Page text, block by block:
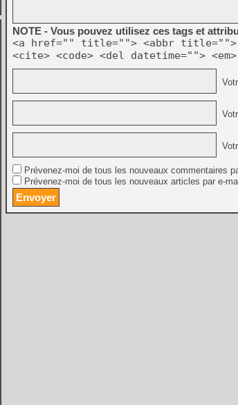
NOTE - Vous pouvez utilisez ces tags et
<a href="" title=""> <abbr title="">
<cite> <code> <del datetime="">
Prévenez-moi de tous les nouveaux commentaires
Prévenez-moi de tous les nouveaux articles par e-